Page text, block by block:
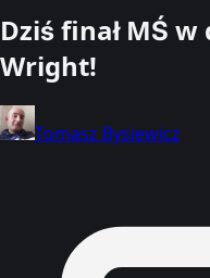
Dziś finał MŚ
Wright!
Tomasz Bysiewicz